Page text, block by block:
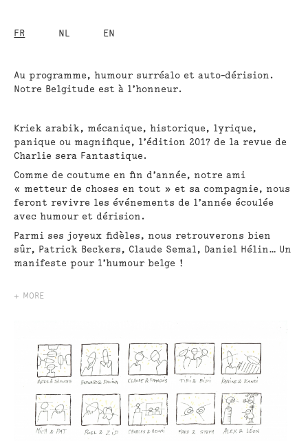
FR NL EN
Au programme, humour surréalo et auto-dérision.
Notre Belgitude est à l’honneur.
Kriek arabik, mécanique, historique, lyrique,
panique ou magnifique, l’édition 2017 de la revue de
Charlie sera Fantastique.
Comme de coutume en fin d’année, notre ami
« metteur de choses en tout » et sa compagnie, nous
feront revivre les événements de l’année écoulée
avec humour et dérision.
Parmi ses joyeux fidèles, nous retrouverons bien
sûr, Patrick Beckers, Claude Semal, Daniel Hélin… Un
manifeste pour l’humour belge !
+ MORE